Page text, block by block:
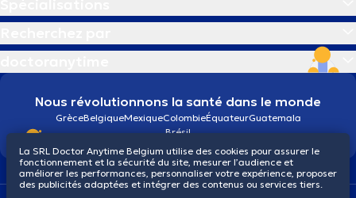
Nous révolutionnons la santé dans le monde
GrèceBelgiqueMexiqueColombieÉquateurGuatemala
Brésil
La SRL Doctor Anytime Belgium utilise des cookies pour assurer le
fonctionnement et la sécurité du site, mesurer l’audience et
améliorer les performances, personnaliser votre expérience, proposer
des publicités adaptées et intégrer des contenus ou services tiers.